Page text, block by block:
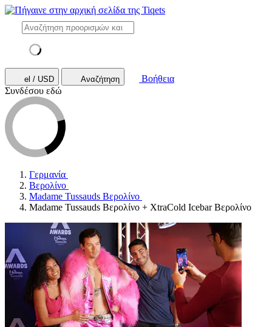
el / USD Αναζήτηση
Βοήθεια
Συνδέσου εδώ
Γερμανία
Βερολίνο
Madame Tussauds Βερολίνο
Madame Tussauds Βερολίνο + XtraCold Icebar Βερολίνο